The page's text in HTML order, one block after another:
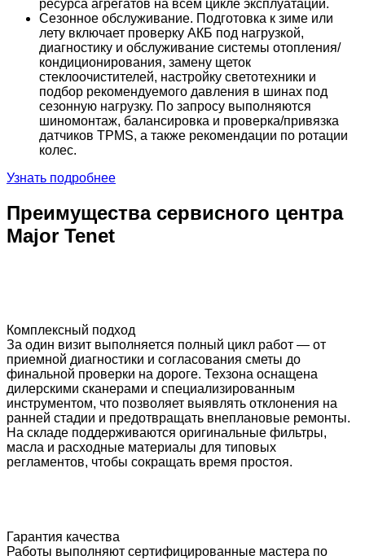
ресурса агрегатов на всем цикле эксплуатации.
Сезонное обслуживание. Подготовка к зиме или
лету включает проверку АКБ под нагрузкой,
диагностику и обслуживание системы отопления/
кондиционирования, замену щеток
стеклоочистителей, настройку светотехники и
подбор рекомендуемого давления в шинах под
сезонную нагрузку. По запросу выполняются
шиномонтаж, балансировка и проверка/привязка
датчиков TPMS, а также рекомендации по ротации
колес.
Узнать подробнее
Преимущества сервисного центра
Major Tenet
Комплексный подход
За один визит выполняется полный цикл работ — от
приемной диагностики и согласования сметы до
финальной проверки на дороге. Техзона оснащена
дилерскими сканерами и специализированным
инструментом, что позволяет выявлять отклонения на
ранней стадии и предотвращать внеплановые ремонты.
На складе поддерживаются оригинальные фильтры,
масла и расходные материалы для типовых
регламентов, чтобы сокращать время простоя.
Гарантия качества
Работы выполняют сертифицированные мастера по